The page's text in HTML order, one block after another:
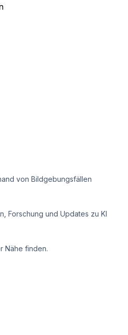
von Bildgebungsfällen
Forschung und Updates zu KI
Nähe finden.